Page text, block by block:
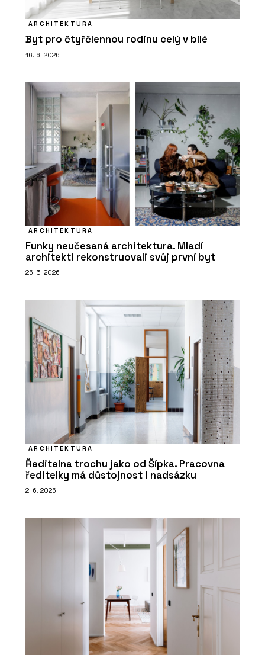
ARCHITEKTURA
Byt pro čtyřčlennou rodinu celý v bílé
16. 6. 2026
ARCHITEKTURA
Funky neučesaná architektura. Mladí
architekti rekonstruovali svůj první byt
26. 5. 2026
ARCHITEKTURA
Ředitelna trochu jako od Šípka. Pracovna
ředitelky má důstojnost i nadsázku
2. 6. 2026